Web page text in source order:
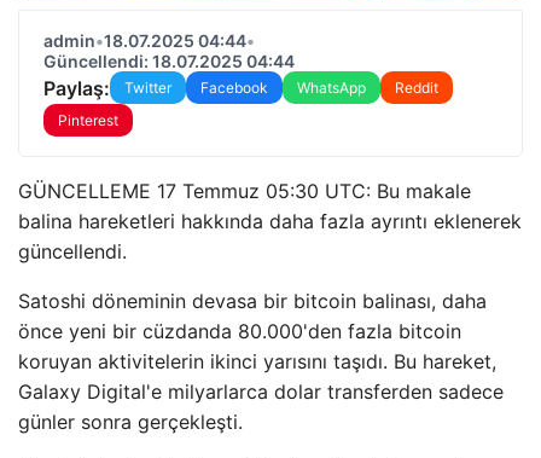
admin•18.07.2025 04:44•
Güncellendi: 18.07.2025 04:44
Paylaş: Twitter Facebook WhatsApp
Reddit
Pinterest
GÜNCELLEME 17 Temmuz 05:30 UTC: Bu makale
balina hareketleri hakkında daha fazla ayrıntı eklenerek
güncellendi.
Satoshi döneminin devasa bir bitcoin balinası, daha
önce yeni bir cüzdanda 80.000'den fazla bitcoin
koruyan aktivitelerin ikinci yarısını taşıdı. Bu hareket,
Galaxy Digital'e milyarlarca dolar transferden sadece
günler sonra gerçekleşti.